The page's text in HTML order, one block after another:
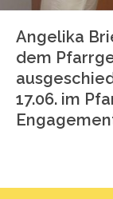
Angelika
dem
17.06. im